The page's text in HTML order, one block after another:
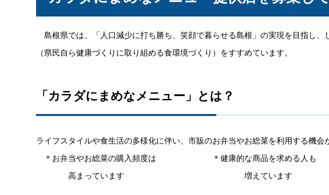
島根県では、「人口減少に打ち勝ち、笑顔で暮らせる島根」の実現を目指し、
（県民自ら健康づくりに取り組める食環境づくり）をすすめています。
「カラダにまめなメニュー」とは？
ライフスタイルや食生活の多様化に伴い、市販のお弁当やお総菜を利用する機会
＊お弁当やお総菜の購入頻度は
＊健康的な商品を求める人も
高まっています
増えています